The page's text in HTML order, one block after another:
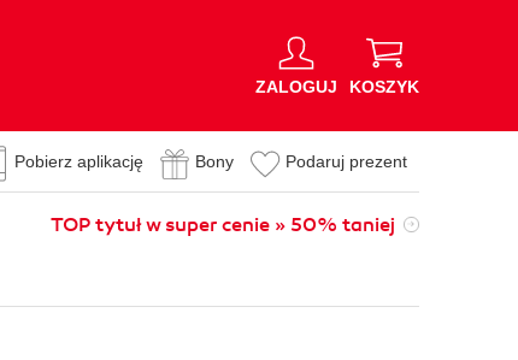
ZALOGUJ KOSZYK
Pobierz aplikację Bony Podaruj prezent
TOP tytuł w super cenie » 50% taniej